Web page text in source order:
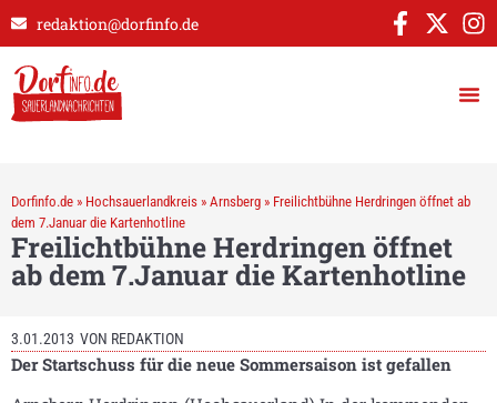
redaktion@dorfinfo.de
Dorfinfo.de » Hochsauerlandkreis » Arnsberg » Freilichtbühne Herdringen öffnet ab
dem 7.Januar die Kartenhotline
Freilichtbühne Herdringen öffnet
ab dem 7.Januar die Kartenhotline
3.01.2013 VON REDAKTION
Der Startschuss für die neue Sommersaison ist gefallen